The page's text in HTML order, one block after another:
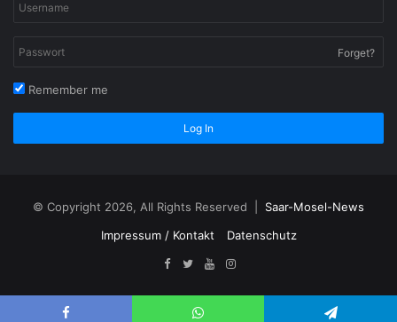
Forget?
Remember me
Log In
© Copyright 2026, All Rights Reserved | Saar-Mosel-News
Impressum / Kontakt
Datenschutz